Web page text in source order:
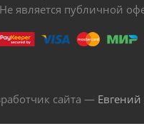
является публичной
сайта —